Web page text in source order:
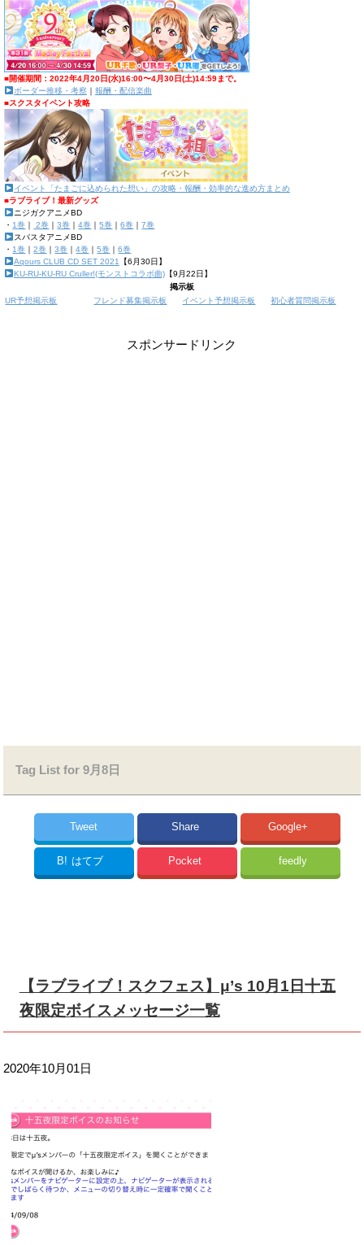
■開催期間：2022年4月20日(水)16:00〜4月30日(土)14:59まで。
ボーダー推移・考察｜ 報酬・配信楽曲
■スクスタイベント攻略
イベント「たまごに込められた想い」の攻略・報酬・効率的な進め方まとめ
■ラブライブ！最新グッズ
ニジガクアニメBD
・ 1巻 ｜ 2巻 ｜3巻 ｜4巻 ｜5巻 ｜6巻 ｜7巻
スパスタアニメBD
・ 1巻 ｜2巻 ｜3巻 ｜4巻 ｜5巻 ｜6巻
Aqours CLUB CD SET 2021
【6月30日】
KU-RU-KU-RU Cruller!(モンストコラボ曲)【9月22日】
掲示板
UR予想掲示板
フレンド募集掲示板 イベント予想掲示板 初心者質問掲示板
スポンサードリンク
Tag List for 9月8日
Tweet Share Google+
B! はてブ Pocket feedly
【ラブライブ！スクフェス】μ’s 10月1日十五
夜限定ボイスメッセージ一覧
2020年10月01日